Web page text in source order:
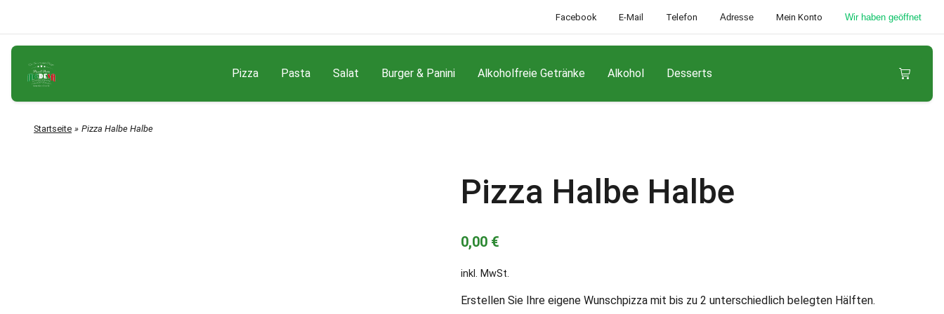
Facebook E-Mail Telefon Adresse Mein Konto Wir haben geöffnet
Pizza Pasta Salat Burger & Panini Alkoholfreie Getränke Alkohol Desserts
Startseite Pizza Halbe Halbe
Pizza Halbe Halbe
0,00 €
inkl. MwSt.
Erstellen Sie Ihre eigene Wunschpizza mit bis zu 2 unterschiedlich belegten Hälften.